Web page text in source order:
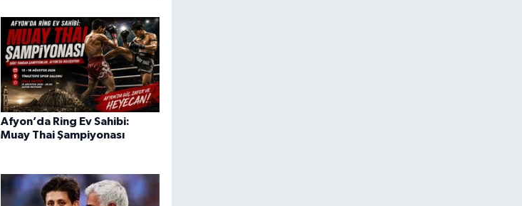
Afyon’da Ring Ev Sahibi:
Muay Thai Şampiyonası